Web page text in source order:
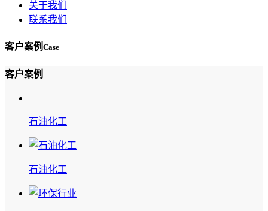
关于我们
联系我们
客户案例 Case
客户案例
石油化工
石油化工